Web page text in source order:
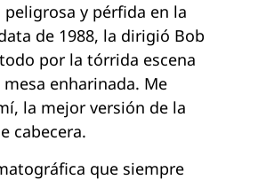
y pérfida en la
de 1988, la dirigió Bob
por la tórrida escena
enharinada. Me
la mejor versión de la
cabecera.
que siempre